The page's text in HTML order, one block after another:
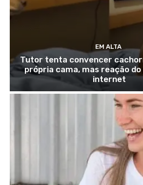
EM ALTA
Tutor tenta convencer
própria cama, mas reação
internet